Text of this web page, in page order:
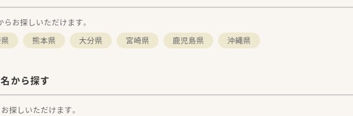
お探しいただけます。
熊本県 大分県 宮崎県 鹿児島県 沖縄県
から探す
探しいただけます。